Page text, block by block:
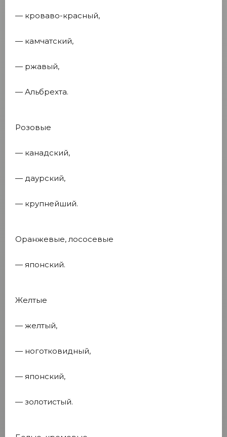
— кроваво-красный,
— камчатский,
— ржавый,
— Альбрехта.
Розовые
— канадский,
— даурский,
— крупнейший.
Оранжевые, лососевые
— японский.
Желтые
— желтый,
— ноготковидный,
— японский,
— золотистый.